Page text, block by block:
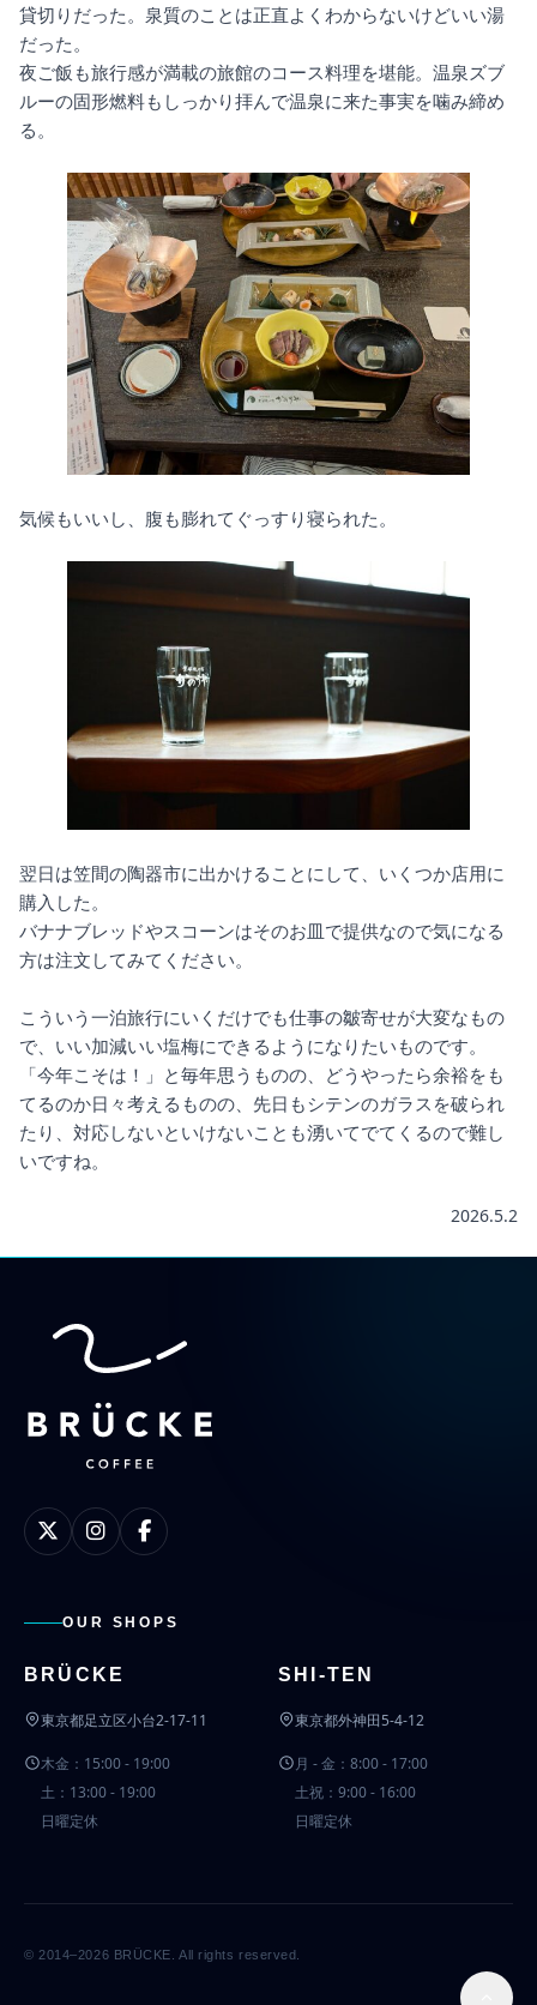
貸切りだった。泉質のことは正直よくわからないけどいい湯
だった。
夜ご飯も旅行感が満載の旅館のコース料理を堪能。温泉ズブ
ルーの固形燃料もしっかり拝んで温泉に来た事実を噛み締め
る。
気候もいいし、腹も膨れてぐっすり寝られた。
翌日は笠間の陶器市に出かけることにして、いくつか店用に
購入した。
バナナブレッドやスコーンはそのお皿で提供なので気になる
方は注文してみてください。
こういう一泊旅行にいくだけでも仕事の皺寄せが大変なもの
で、いい加減いい塩梅にできるようになりたいものです。
「今年こそは！」と毎年思うものの、どうやったら余裕をも
てるのか日々考えるものの、先日もシテンのガラスを破られ
たり、対応しないといけないことも湧いてでてくるので難し
いですね。
2026.5.2
OUR SHOPS
BRÜCKE
東京都足立区小台2-17-11
木金：15:00 - 19:00
土：13:00 - 19:00
日曜定休
SHI-TEN
東京都外神田5-4-12
月 - 金：8:00 - 17:00
土祝：9:00 - 16:00
日曜定休
© 2014–2026 BRÜCKE. All rights reserved.